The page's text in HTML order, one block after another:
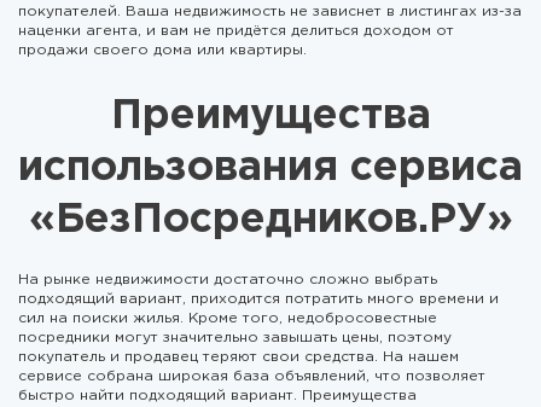
покупателей. Ваша недвижимость не зависнет в листингах из-за
наценки агента, и вам не придётся делиться доходом от
продажи своего дома или квартиры.
Преимущества
использования сервиса
«БезПосредников.РУ»
На рынке недвижимости достаточно сложно выбрать
подходящий вариант, приходится потратить много времени и
сил на поиски жилья. Кроме того, недобросовестные
посредники могут значительно завышать цены, поэтому
покупатель и продавец теряют свои средства. На нашем
сервисе собрана широкая база объявлений, что позволяет
быстро найти подходящий вариант. Преимущества